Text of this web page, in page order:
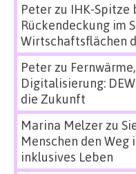
Peterzu IHK-Spitze
Rückendeckung im
Wirtschaftsflächen
Peterzu
Digitalisierung:
die Zukunft
Marina Melzerzu
Menschen den
inklusives Leben